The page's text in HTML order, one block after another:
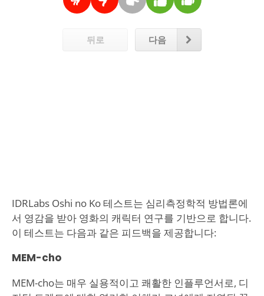
뒤로 다음
IDRLabs Oshi no Ko 테스트는 심리측정학적 방법론에
서 영감을 받아 영화의 캐릭터 연구를 기반으로 합니다.
이 테스트는 다음과 같은 피드백을 제공합니다:
MEM-cho
MEM-cho는 매우 실용적이고 쾌활한 인플루언서로, 디